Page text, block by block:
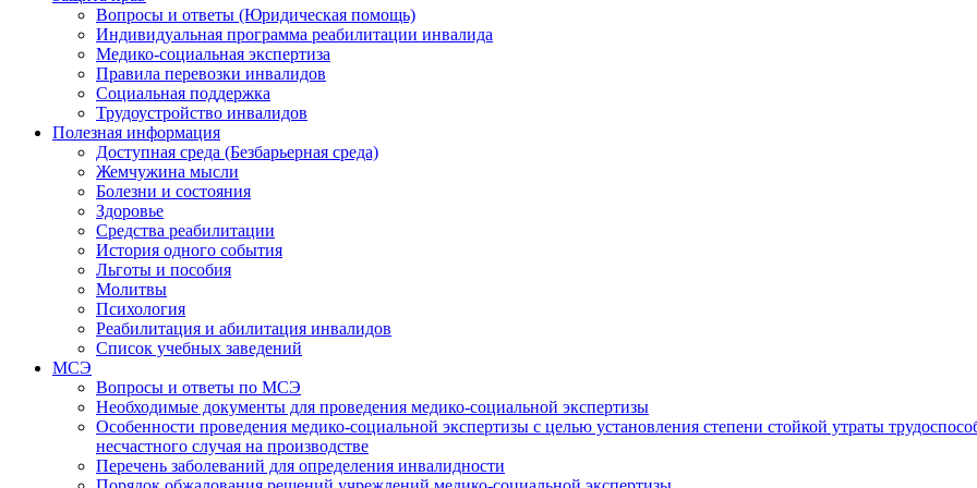
Вопросы и ответы (Юридическая помощь)
Индивидуальная программа реабилитации инвалида
Медико-социальная экспертиза
Правила перевозки инвалидов
Социальная поддержка
Трудоустройство инвалидов
Полезная информация
Доступная среда (Безбарьерная среда)
Жемчужина мысли
Болезни и состояния
Здоровье
Средства реабилитации
История одного события
Льготы и пособия
Молитвы
Психология
Реабилитация и абилитация инвалидов
Список учебных заведений
МСЭ
Вопросы и ответы по МСЭ
Необходимые документы для проведения медико-социальной экспертизы
Особенности проведения медико-социальной экспертизы с целью установления степени стойкой утраты
несчастного случая на производстве
Перечень заболеваний для определения инвалидности